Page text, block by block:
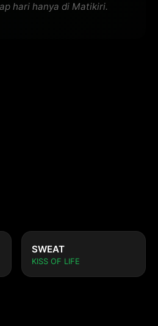
hari hanya di Matikiri.
SWEAT
KISS OF LIFE